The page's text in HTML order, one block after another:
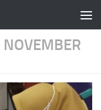
NOVEMBER